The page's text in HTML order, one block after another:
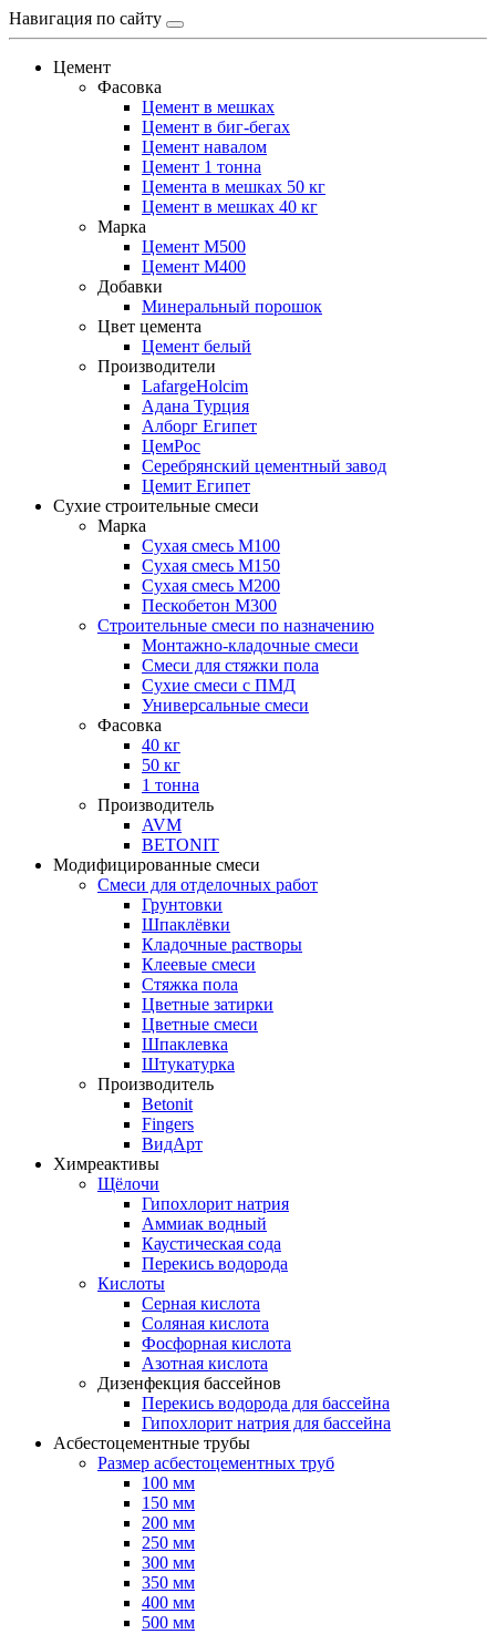
Навигация по сайту
Цемент
Фасовка
Цемент в мешках
Цемент в биг-бегах
Цемент навалом
Цемент 1 тонна
Цемента в мешках 50 кг
Цемент в мешках 40 кг
Марка
Цемент М500
Цемент М400
Добавки
Минеральный порошок
Цвет цемента
Цемент белый
Производители
LafargeHolcim
Адана Турция
Алборг Египет
ЦемРос
Серебрянский цементный завод
Цемит Египет
Сухие строительные смеси
Марка
Сухая смесь М100
Сухая смесь М150
Сухая смесь М200
Пескобетон М300
Строительные смеси по назначению
Монтажно-кладочные смеси
Смеси для стяжки пола
Сухие смеси с ПМД
Универсальные смеси
Фасовка
40 кг
50 кг
1 тонна
Производитель
AVM
BETONIT
Модифицированные смеси
Смеси для отделочных работ
Грунтовки
Шпаклёвки
Кладочные растворы
Клеевые смеси
Стяжка пола
Цветные затирки
Цветные смеси
Шпаклевка
Штукатурка
Производитель
Betonit
Fingers
ВидАрт
Химреактивы
Щёлочи
Гипохлорит натрия
Аммиак водный
Каустическая сода
Перекись водорода
Кислоты
Серная кислота
Соляная кислота
Фосфорная кислота
Азотная кислота
Дизенфекция бассейнов
Перекись водорода для бассейна
Гипохлорит натрия для бассейна
Асбестоцементные трубы
Размер асбестоцементных труб
100 мм
150 мм
200 мм
250 мм
300 мм
350 мм
400 мм
500 мм